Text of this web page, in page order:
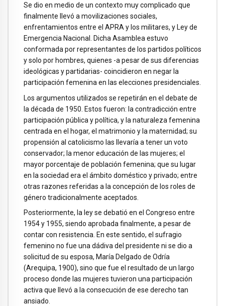
Se dio en medio de un contexto muy complicado que
finalmente llevó a movilizaciones sociales,
enfrentamientos entre el APRA y los militares, y Ley de
Emergencia Nacional. Dicha Asamblea estuvo
conformada por representantes de los partidos políticos
y solo por hombres, quienes -a pesar de sus diferencias
ideológicas y partidarias- coincidieron en negar la
participación femenina en las elecciones presidenciales.
Los argumentos utilizados se repetirán en el debate de
la década de 1950. Estos fueron: la contradicción entre
participación pública y política, y la naturaleza femenina
centrada en el hogar, el matrimonio y la maternidad; su
propensión al catolicismo las llevaría a tener un voto
conservador; la menor educación de las mujeres; el
mayor porcentaje de población femenina; que su lugar
en la sociedad era el ámbito doméstico y privado; entre
otras razones referidas a la concepción de los roles de
género tradicionalmente aceptados.
Posteriormente, la ley se debatió en el Congreso entre
1954 y 1955, siendo aprobada finalmente, a pesar de
contar con resistencia. En este sentido, el sufragio
femenino no fue una dádiva del presidente ni se dio a
solicitud de su esposa, María Delgado de Odría
(Arequipa, 1900), sino que fue el resultado de un largo
proceso donde las mujeres tuvieron una participación
activa que llevó a la consecución de ese derecho tan
ansiado.